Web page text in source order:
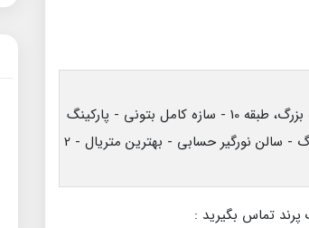
۸۶ متر جنب مشاهیر - بهترین لوکیشن تک خوابه بزرگ، طبقه 10 - سازه کامل بتونی - پارکینگ
محوطه تخلیه به‌روز - اتاق خواب کمد دیواری بزرگ - سالن نورگیر حسابی - بهترین متریال - 2
پرند تماس بگیرید :